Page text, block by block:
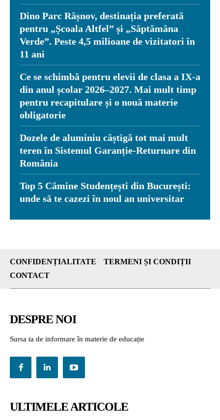
Dino Parc Râșnov, destinația preferată
pentru „Școala Altfel” și „Săptămâna
Verde”. Peste 4,5 milioane de vizitatori în
11 ani
Ce se schimbă pentru elevii de clasa a IX-a
din anul școlar 2026–2027. Mai mult timp
pentru recapitulare și o nouă materie
obligatorie
Dozele de aluminiu câștigă tot mai mult
teren în Sistemul Garanție-Returnare din
România
Top 5 Cămine Studențești din București:
unde să te cazezi în noul an universitar
CONFIDENȚIALITATE
TERMENI ȘI CONDIȚII
CONTACT
DESPRE NOI
Sursa ta de informare în materie de educație
ULTIMELE ARTICOLE